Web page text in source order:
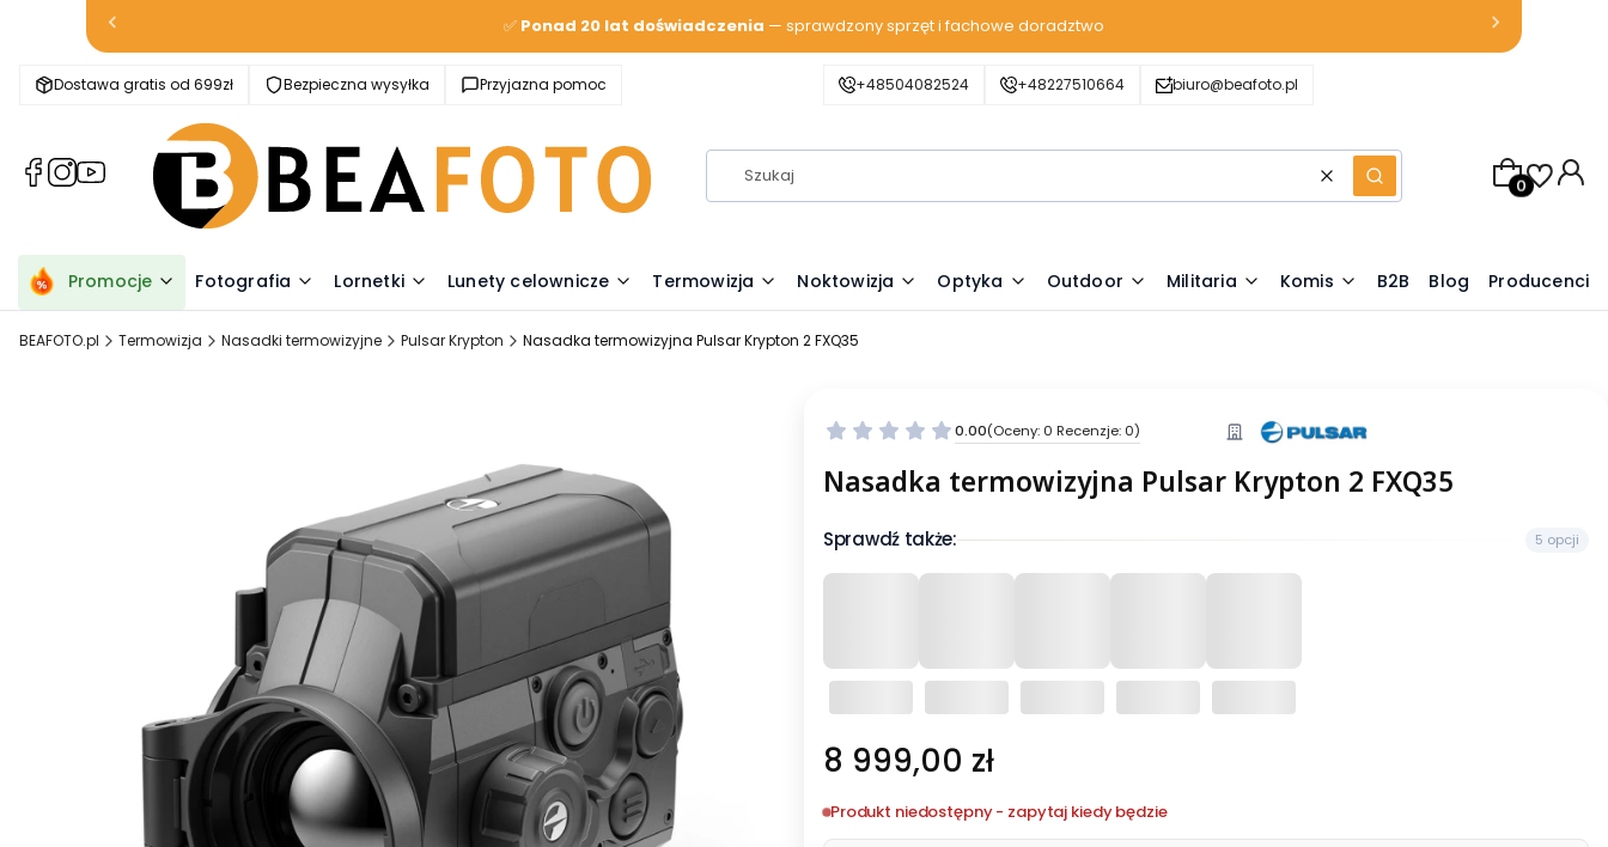
✅ Ponad 20 lat doświadczenia — sprawdzony sprzęt i fachowe doradztwo
Dostawa gratis od 699zł Bezpieczna wysyłka Przyjazna pomoc +48504082524 +48227510664 biuro@beafoto.pl
(Otwiera
karcie)
(Otwiera
karcie)
(Otwiera
karcie)
WyczyśćSzukaj
Produkty w
Promocje Fotografia Lornetki Lunety celownicze Termowizja Noktowizja Optyka Outdoor Militaria Komis B2B Blog Producenci
BEAFOTO.pl Termowizja Nasadki termowizyjne Pulsar Krypton Nasadka termowizyjna Pulsar Krypton 2 FXQ35
0.00(Oceny: 0 Recenzje: 0)
Nasadka termowizyjna Pulsar Krypton 2 FXQ35
Sprawdź także: 5 opcji
Cena
8 999,00 zł
Produkt niedostępny - zapytaj kiedy będzie